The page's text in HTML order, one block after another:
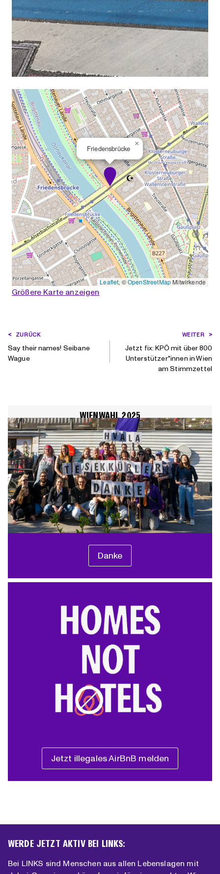
Friedensbrücke
×
Leaflet, ©OpenStreetMapMitwirkende
Größere Karte anzeigen
BEITRAGSNAVIGATION
ZURÜCK
Say their names! Seibane
Wague
WEITER
Jetzt fix: KPÖ mit über 800
Unterstützer*innen in Wien
am Stimmzettel
WIENWAHL 2025
Danke
Jetzt illegales AirBnB melden
WERDE JETZT AKTIV BEI LINKS:
Bei LINKS sind Menschen aus allen Lebenslagen mit